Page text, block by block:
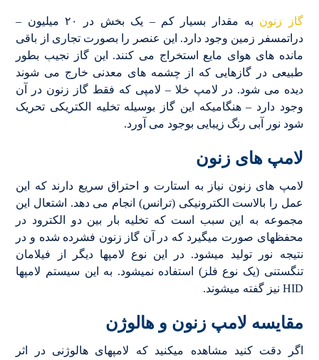
گاز زنون
به مقدار بسیار کم – یک بخش در ۲۰ میلیون –
دراتمسفر زمین وجود دارد. این عنصر را بصورت تجاری از باقی
مانده های هوای مایع استخراج می کنند. این گاز نجیب بطور
طبیعی در گازهایی که از چشمه های معدنی خارج می شوند
دیده می شود. در لامپ خلا – لامپی که فقط گاز زنون در آن
وجود دارد – هنگامیکه این گاز بوسیله تخلیه الکتریکی تحریک
شود نور آبی رنگ زیبایی بوجود می آورد.
لامپ های زنون
لامپ های زنون نیاز به استارت و احتراق سریع دارند که این
عمل را بالاست الکترونیکی (ترانس) انجام می دهد. اشتعال این
مجموعه به این سبب است که تخلیه بار بین دو الکترود در
محفظهای صورت میگیرد که در آن گاز زنون فشرده شده و در
نتیجه نور تولید میشود. در این نوع لامپها دیگر از فیلامان
تنگستنی (یک نوع فلز) استفاده نمیشود. به این سیستم لامپها
HID نیز گفته میشوند.
مقایسه لامپ زنون و هالوژن
اگر دقت کنید مشاهده میکنید که لامپهای هالوژنی در اثر